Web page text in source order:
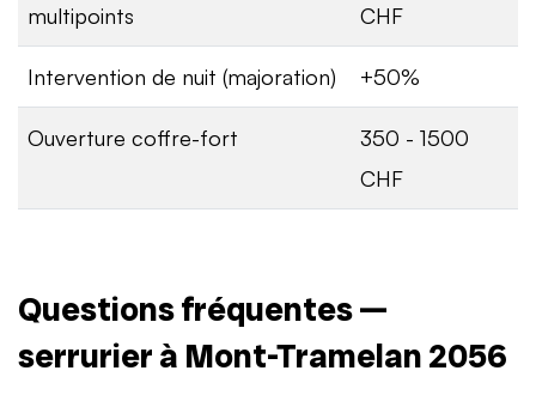
multipoints
CHF
Intervention de nuit (majoration) +50%
Ouverture coffre-fort
350 - 1500
CHF
Questions fréquentes —
serrurier à Mont-Tramelan 2056